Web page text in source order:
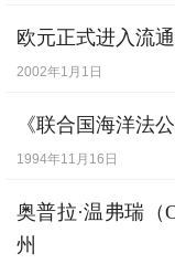
欧元正式进入流通
2002年1月1日
《联合国海洋法
1994年11月16日
奥普拉·温弗瑞（
州